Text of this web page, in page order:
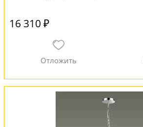
16 310 ₽